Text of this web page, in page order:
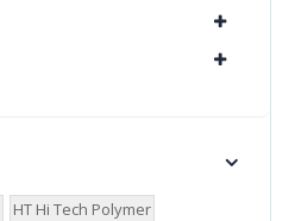
HT Hi Tech Polymer